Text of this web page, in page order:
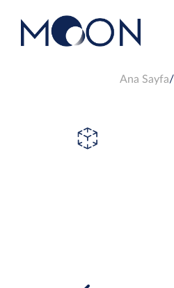
Ana Sayfa